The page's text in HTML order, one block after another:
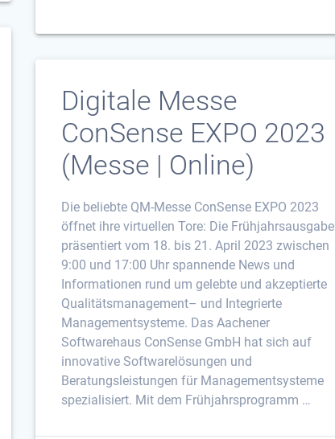
Digitale Messe
ConSense EXPO 2023
(Messe | Online)
Die beliebte QM-Messe ConSense EXPO 2023
öffnet ihre virtuellen Tore: Die Frühjahrsausgabe
präsentiert vom 18. bis 21. April 2023 zwischen
9:00 und 17:00 Uhr spannende News und
Informationen rund um gelebte und akzeptierte
Qualitätsmanagement– und Integrierte
Managementsysteme. Das Aachener
Softwarehaus ConSense GmbH hat sich auf
innovative Softwarelösungen und
Beratungsleistungen für Managementsysteme
spezialisiert. Mit dem Frühjahrsprogramm …